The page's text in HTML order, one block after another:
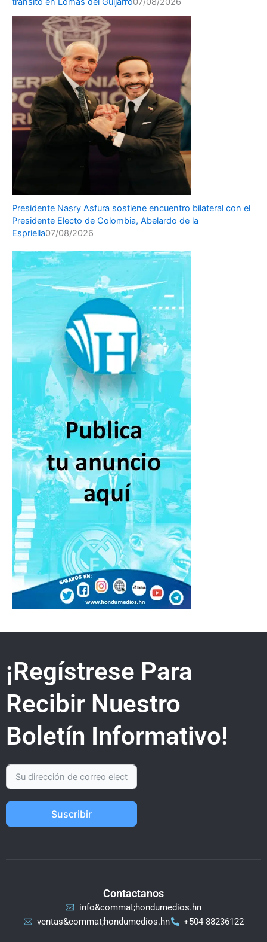
Presidente Nasry Asfura sostiene encuentro bilateral con el
Presidente Electo de Colombia, Abelardo de la
Espriella07/08/2026
¡Regístrese Para
Recibir Nuestro
Boletín Informativo!
Suscribir
Contactanos
info&commat;hondumedios.hn
ventas&commat;hondumedios.hn
+504 88236122